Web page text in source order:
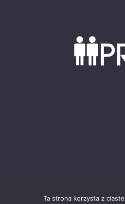
Ta strona korzysta z